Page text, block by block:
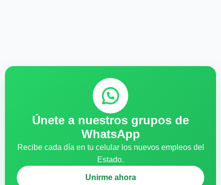
Únete a nuestros grupos de
WhatsApp
Recibe cada día en tu celular los nuevos empleos del
Estado.
Unirme ahora